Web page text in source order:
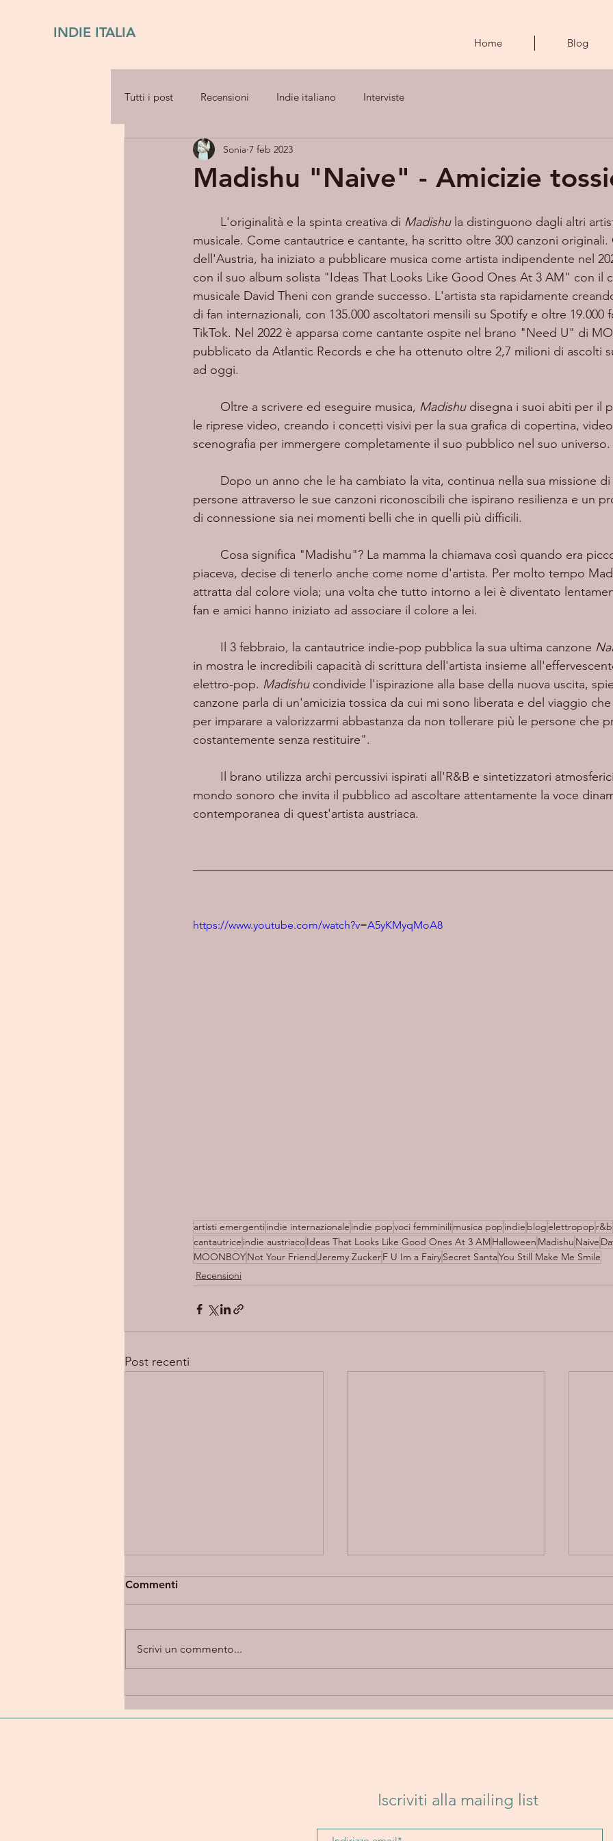
INDIE ITALIA
Home Blog
Tutti i post Recensioni Indie italiano Interviste
Madishu "Naive" - Amicizie
Sonia 7 feb 2023
	L'originalità e la spinta creativa di
Madishu la distinguono dagli altri
musicale. Come cantautrice e cantante, ha scritto oltre 300 canzoni originali.
dell'Austria, ha iniziato a pubblicare musica come artista indipendente nel
con il suo album solista "Ideas That Looks Like Good Ones At 3 AM" con il
musicale David Theni con grande successo. L'artista sta rapidamente
di fan internazionali, con 135.000 ascoltatori mensili su Spotify e oltre 19.000
TikTok. Nel 2022 è apparsa come cantante ospite nel brano "Need U" di
pubblicato da Atlantic Records e che ha ottenuto oltre 2,7 milioni di ascolti
ad oggi.
	Oltre a scrivere ed eseguire musica,
Madishu disegna i suoi abiti per il
le riprese video, creando i concetti visivi per la sua grafica di copertina,
scenografia per immergere completamente il suo pubblico nel suo universo.
persone attraverso le sue canzoni riconoscibili che ispirano resilienza e un
di connessione sia nei momenti belli che in quelli più difficili.
piaceva, decise di tenerlo anche come nome d'artista. Per molto tempo
attratta dal colore viola; una volta che tutto intorno a lei è diventato
fan e amici hanno iniziato ad associare il colore a lei.
	Il 3 febbraio, la cantautrice indie-pop pubblica la sua ultima canzone
in mostra le incredibili capacità di scrittura dell'artista insieme
elettro-pop. Madishu condivide l'ispirazione alla base della nuova uscita,
canzone parla di un'amicizia tossica da cui mi sono liberata e del viaggio
per imparare a valorizzarmi abbastanza da non tollerare più le persone che
costantemente senza restituire".
mondo sonoro che invita il pubblico ad ascoltare attentamente la voce
contemporanea di quest'artista austriaca.
https://www.youtube.com/watch?v=A5yKMyqMoA8
artisti emergentiindie internazionale indie popvoci femminilimusica pop indie blogelettropop r&b
cantautrice indie austriacoIdeas That Looks Like Good Ones At 3 AMHalloween Madishu Naive
MOONBOYNot Your FriendJeremy ZuckerF U Im a FairySecret SantaYou Still Make Me Smile
Recensioni
Post recenti
introspezione e alternative
rock in una dimensione
viaggio emotivo tra
delicatezza, introspezione e
Un
Commenti
Scrivi un commento...
Iscriviti alla mailing list